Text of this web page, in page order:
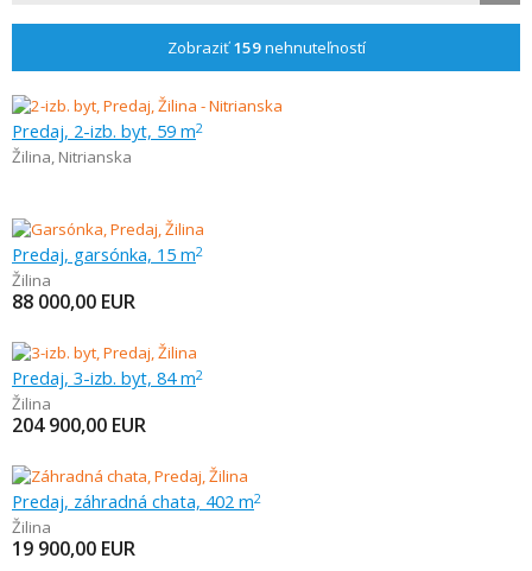
Zobraziť159nehnuteľností
Predaj, 2-izb. byt, 59 m2
Žilina, Nitrianska
Predaj, garsónka, 15 m2
Žilina
88 000,00 EUR
Predaj, 3-izb. byt, 84 m2
Žilina
204 900,00 EUR
Predaj, záhradná chata, 402 m2
Žilina
19 900,00 EUR